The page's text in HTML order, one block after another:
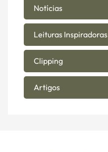
Notícias
Leituras Inspiradoras
Clipping
Artigos